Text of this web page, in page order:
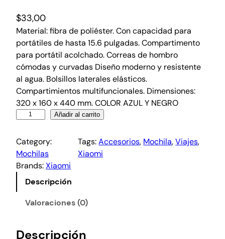
$33,00
Material: fibra de poliéster. Con capacidad para
portátiles de hasta 15.6 pulgadas. Compartimento
para portátil acolchado. Correas de hombro
cómodas y curvadas Diseño moderno y resistente
al agua. Bolsillos laterales elásticos.
Compartimientos multifuncionales. Dimensiones:
320 x 160 x 440 mm. COLOR AZUL Y NEGRO
Añadir al carrito
Category:
Mochilas
Tags:Accesorios, Mochila, Viajes
Xiaomi
Brands:Xiaomi
Descripción
Valoraciones (0)
Descripción